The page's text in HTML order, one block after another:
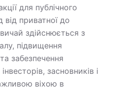
для публічного
приватної до
здійснюється з
підвищення
забезпечення
засновників і
віхою в